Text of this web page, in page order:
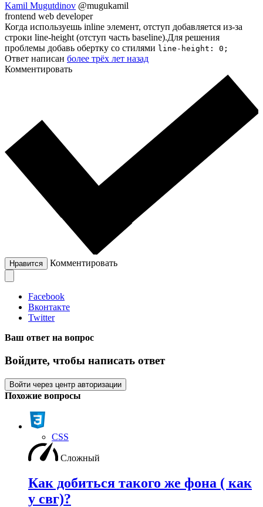
Kamil Mugutdinov @mugukamil
frontend web developer
Когда используешь inline элемент, отступ добавляется из-за
строки line-height (отступ часть baseline).Для решения
проблемы добавь обертку со стилями line-height: 0;
Ответ написан более трёх лет назад
Комментировать
Нравится Комментировать
Facebook
Вконтакте
Twitter
Ваш ответ на вопрос
Войдите, чтобы написать ответ
Войти через центр авторизации
Похожие вопросы
CSS
Сложный
Как добиться такого же фона ( как
у свг)?